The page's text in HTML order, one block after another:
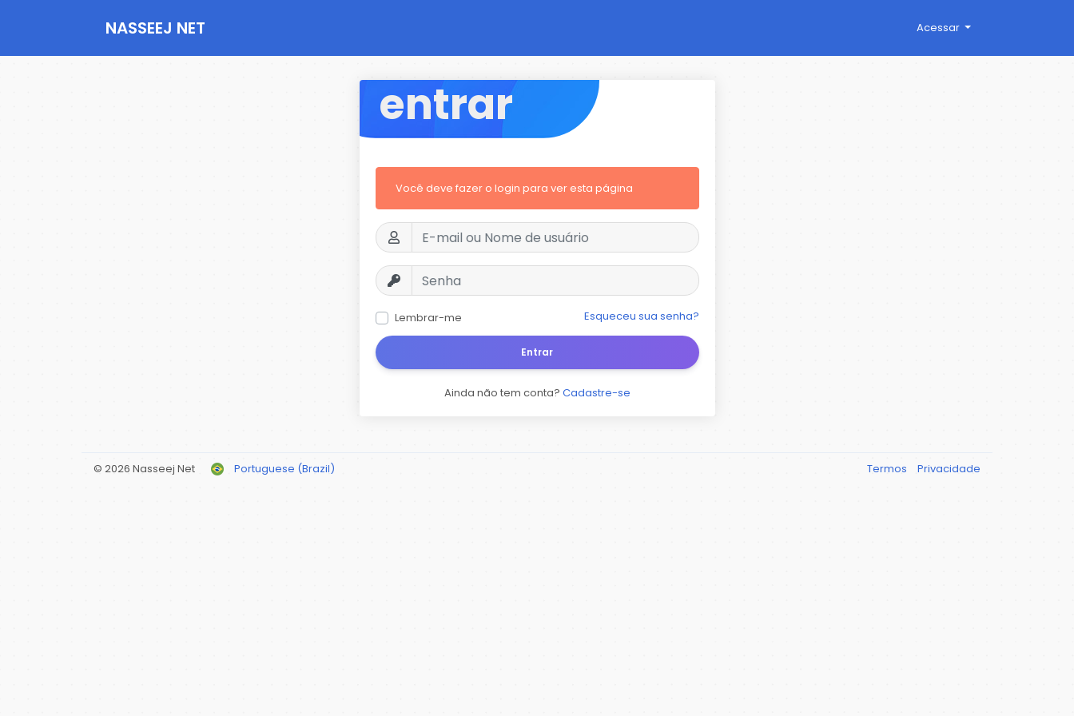
NASSEEJ NET Acessar
entrar
Você deve fazer o login para ver esta página
Lembrar-me Esqueceu sua senha?
Entrar
Ainda não tem conta? Cadastre-se
© 2026 Nasseej Net Portuguese (Brazil) Termos Privacidade